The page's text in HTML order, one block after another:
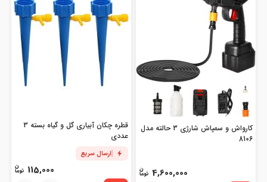
کارواش و سمپاش شارژی 3 حالته مدل
8106
4,600,000
قطره چکان آبیاری گل و گیاه بسته 3
عددی
ارسال سریع
115,000